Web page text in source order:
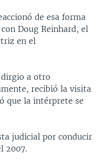
de esa forma
Doug Reinhard, el
en el
dirgio a otro
recibió la visita
que la intérprete se
judicial por conducir
2007.